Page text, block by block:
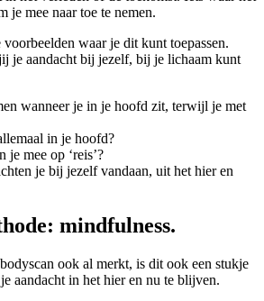
je mee naar toe te nemen.
waar je dit kunt toepassen.
je aandacht bij jezelf, bij je lichaam kunt
wanneer je in je hoofd zit, terwijl je met
in je hoofd?
je mee op ‘reis’?
je bij jezelf vandaan, uit het hier en
mindfulness.
ook al merkt, is dit ook een stukje
aandacht in het hier en nu te blijven.